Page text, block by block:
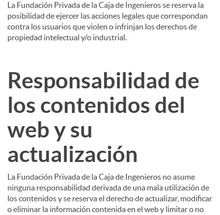
g
a
l
La Fundación Privada de la Caja de Ingenieros se reserva la
posibilidad de ejercer las acciones legales que correspondan
contra los usuarios que violen o infrinjan los derechos de
propiedad intelectual y/o industrial.
Responsabilidad de
los contenidos del
web y su
actualización
La Fundación Privada de la Caja de Ingenieros no asume
ninguna responsabilidad derivada de una mala utilización de
los contenidos y se reserva el derecho de actualizar, modificar
o eliminar la información contenida en el web y limitar o no